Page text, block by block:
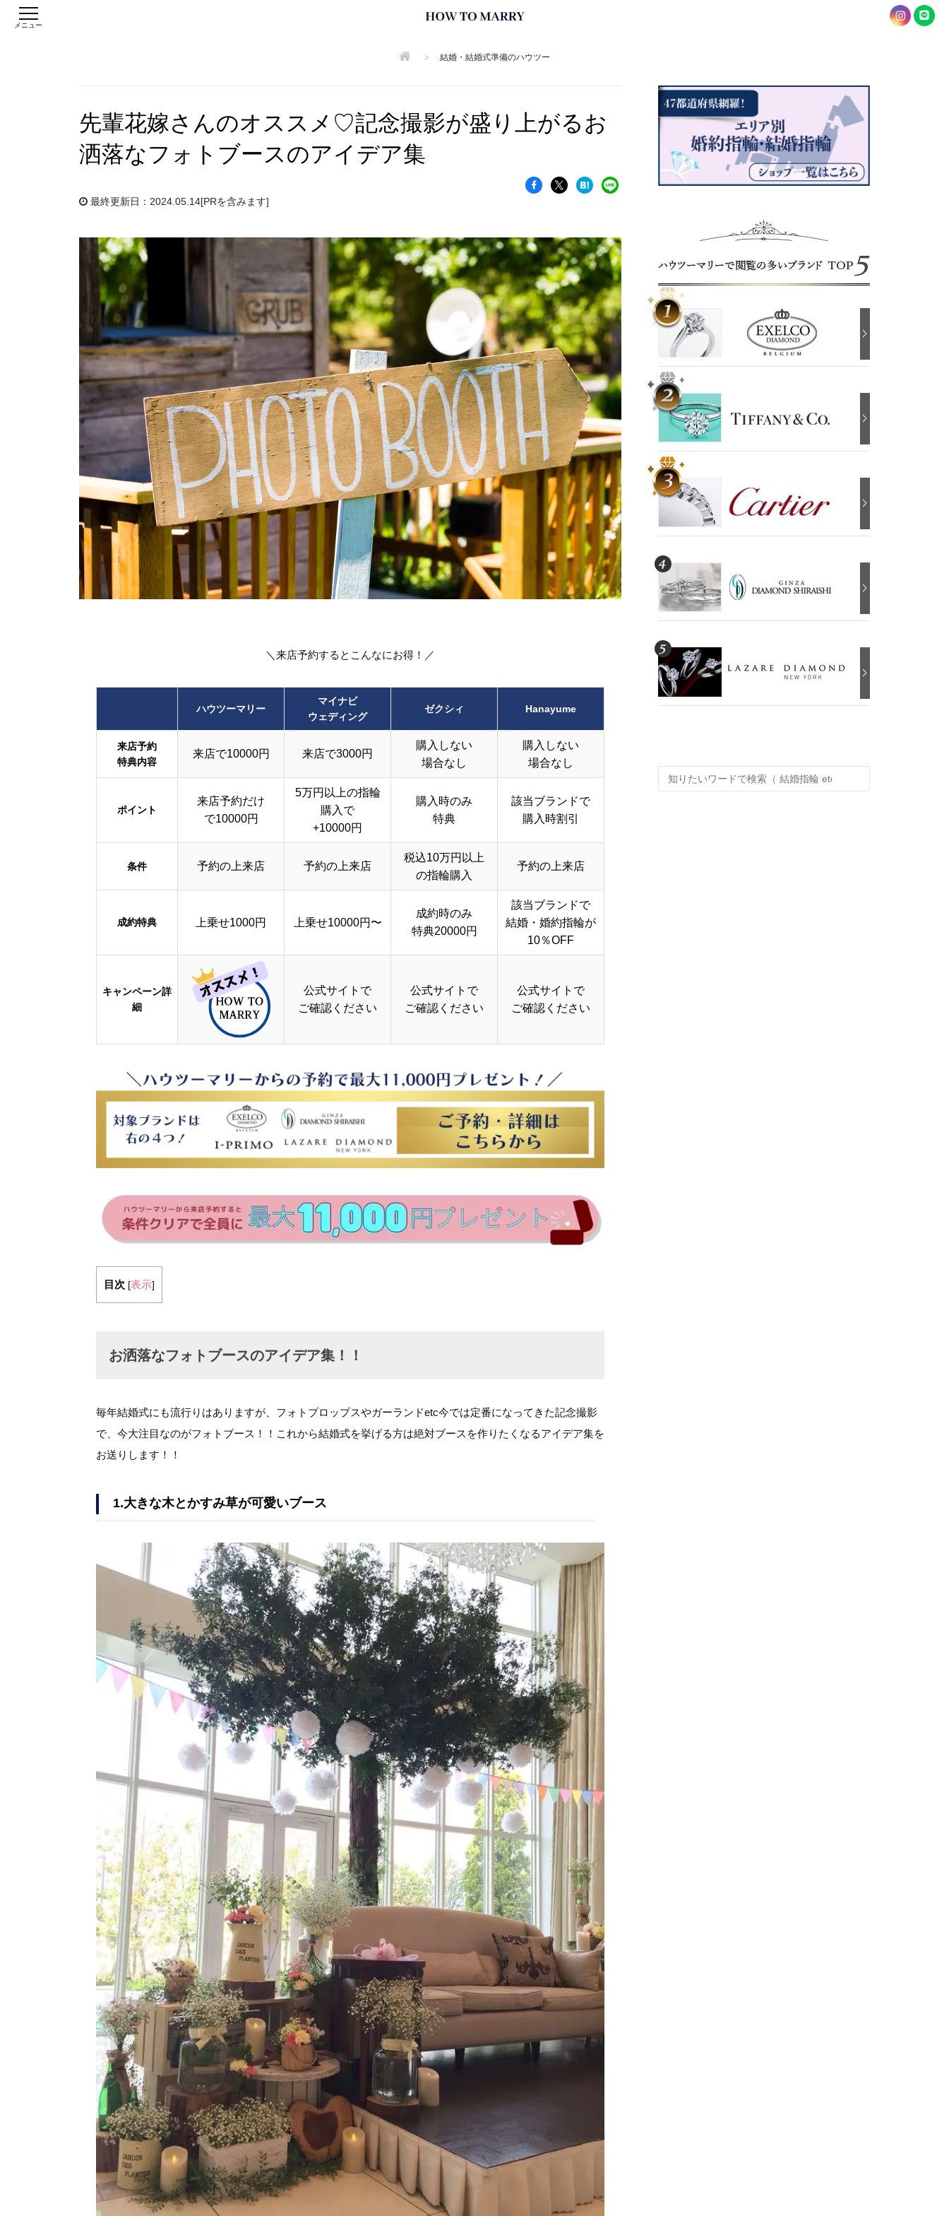
メニュー
> 結婚・結婚式準備のハウツー
先輩花嫁さんのオススメ♡記念撮影が盛り上がるお
洒落なフォトブースのアイデア集
最終更新日：2024.05.14[PRを含みます]
＼来店予約するとこんなにお得！／
ハウツーマリー
マイナビ
ウェディング
ゼクシィ Hanayume
来店予約
特典内容
来店で10000円 来店で3000円
購入しない
場合なし
購入しない
場合なし
ポイント
来店予約だけ
で10000円
5万円以上の指輪
購入で
+10000円
購入時のみ
特典
該当ブランドで
購入時割引
条件 予約の上来店 予約の上来店
税込10万円以上
の指輪購入
予約の上来店
成約特典 上乗せ1000円 上乗せ10000円〜
成約時のみ
特典20000円
該当ブランドで
結婚・婚約指輪が
10％OFF
キャンペーン詳
細
公式サイトで
ご確認ください
公式サイトで
ご確認ください
公式サイトで
ご確認ください
目次 [表示]
お洒落なフォトブースのアイデア集！！
毎年結婚式にも流行りはありますが、フォトプロップスやガーランドetc今では定番になってきた記念撮影
で、今大注目なのがフォトブース！！これから結婚式を挙げる方は絶対ブースを作りたくなるアイデア集を
お送りします！！
1.大きな木とかすみ草が可愛いブース